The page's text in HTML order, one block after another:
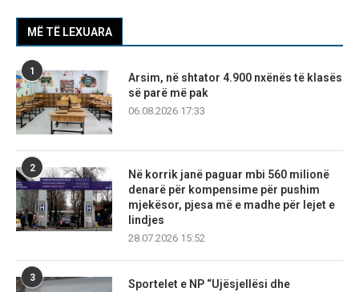
MË TË LEXUARA
1
Arsim, në shtator 4.900 nxënës të klasës
së parë më pak
06.08.2026 17:33
2
Në korrik janë paguar mbi 560 milionë
denarë për kompensime për pushim
mjekësor, pjesa më e madhe për lejet e
lindjes
28.07.2026 15:52
3
Sportelet e NP “Ujësjellësi dhe